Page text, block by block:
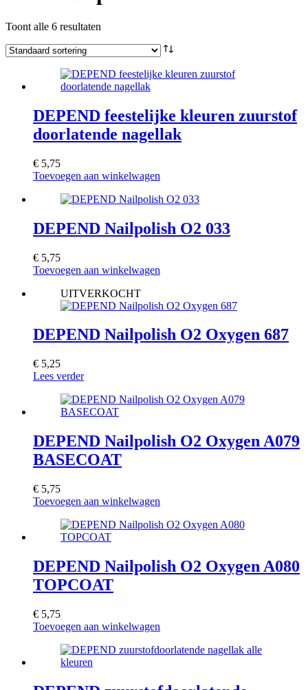
Toont alle 6 resultaten
DEPEND feestelijke kleuren zuurstof
doorlatende nagellak
€ 5,75
Toevoegen aan winkelwagen
DEPEND Nailpolish O2 033
€ 5,75
Toevoegen aan winkelwagen
UITVERKOCHT
DEPEND Nailpolish O2 Oxygen 687
€ 5,25
Lees verder
DEPEND Nailpolish O2 Oxygen A079
BASECOAT
€ 5,75
Toevoegen aan winkelwagen
DEPEND Nailpolish O2 Oxygen A080
TOPCOAT
€ 5,75
Toevoegen aan winkelwagen